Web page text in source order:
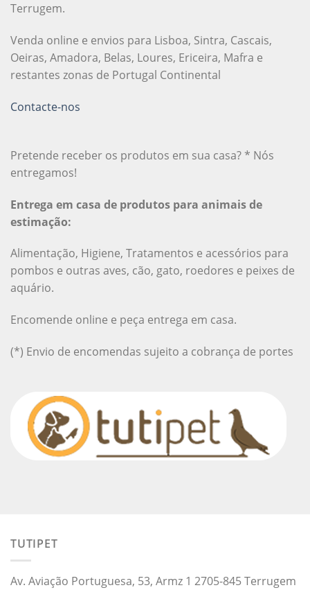
Terrugem.
Venda online e envios para Lisboa, Sintra, Cascais,
Oeiras, Amadora, Belas, Loures, Ericeira, Mafra e
restantes zonas de Portugal Continental
Contacte-nos
Pretende receber os produtos em sua casa? * Nós
entregamos!
Entrega em casa de produtos para animais de
estimação:
Alimentação, Higiene, Tratamentos e acessórios para
pombos e outras aves, cão, gato, roedores e peixes de
aquário.
Encomende online e peça entrega em casa.
(*) Envio de encomendas sujeito a cobrança de portes
TUTIPET
Av. Aviação Portuguesa, 53, Armz 1 2705-845 Terrugem